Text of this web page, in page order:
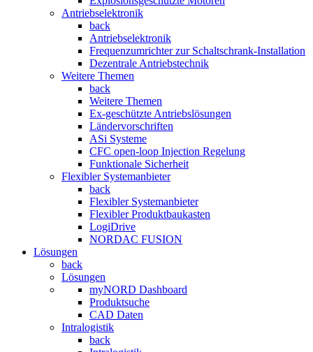
Antriebselektronik
back
Antriebselektronik
Frequenzumrichter zur Schaltschrank-Installation
Dezentrale Antriebstechnik
Weitere Themen
back
Weitere Themen
Ex-geschützte Antriebslösungen
Ländervorschriften
ASi Systeme
CFC open-loop Injection Regelung
Funktionale Sicherheit
Flexibler Systemanbieter
back
Flexibler Systemanbieter
Flexibler Produktbaukasten
LogiDrive
NORDAC FUSION
Lösungen
back
Lösungen
myNORD Dashboard
Produktsuche
CAD Daten
Intralogistik
back